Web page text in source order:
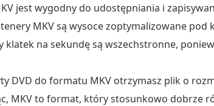
jest wygodny do udostępniania i
MKV są wysoce zoptymalizowane
klatek na sekundę są wszechstronne,
DVD do formatu MKV otrzymasz plik o
MKV to format, który stosunkowo dobrze